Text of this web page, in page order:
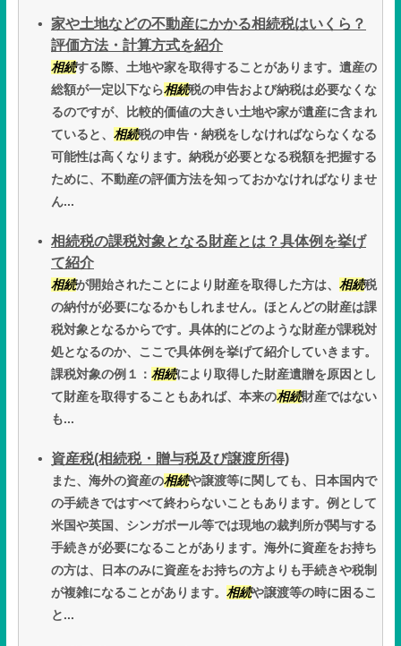
家や土地などの不動産にかかる相続税はいくら？
評価方法・計算方式を紹介
相続する際、土地や家を取得することがあります。遺産の
総額が一定以下なら相続税の申告および納税は必要なくな
るのですが、比較的価値の大きい土地や家が遺産に含まれ
ていると、 相続税の申告・納税をしなければならなくなる
可能性は高くなります。納税が必要となる税額を把握する
ために、不動産の評価方法を知っておかなければなりませ
ん...
相続税の課税対象となる財産とは？具体例を挙げ
て紹介
相続が開始されたことにより財産を取得した方は、 相続税
の納付が必要になるかもしれません。ほとんどの財産は課
税対象となるからです。具体的にどのような財産が課税対
処となるのか、ここで具体例を挙げて紹介していきます。
課税対象の例１： 相続により取得した財産遺贈を原因とし
て財産を取得することもあれば、本来の相続財産ではない
も...
資産税(相続税・贈与税及び譲渡所得)
また、海外の資産の相続や譲渡等に関しても、日本国内で
の手続きではすべて終わらないこともあります。例として
米国や英国、シンガポール等では現地の裁判所が関与する
手続きが必要になることがあります。海外に資産をお持ち
の方は、日本のみに資産をお持ちの方よりも手続きや税制
が複雑になることがあります。 相続や譲渡等の時に困るこ
と...